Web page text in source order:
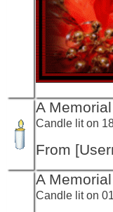
A
Candle lit on
From
A
Candle lit on